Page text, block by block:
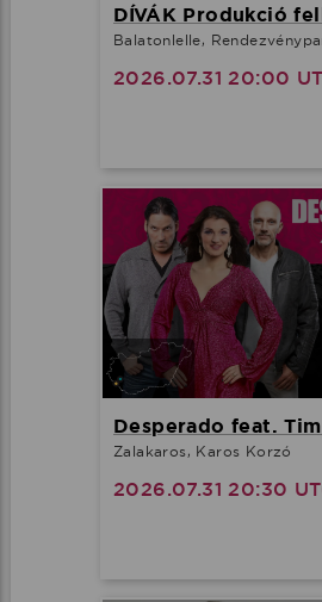
DÍVÁK Produkció
Balatonlelle,
2026.07.31 20:00
Desperado feat.
Zalakaros, Karos Korzó
2026.07.31 20:30